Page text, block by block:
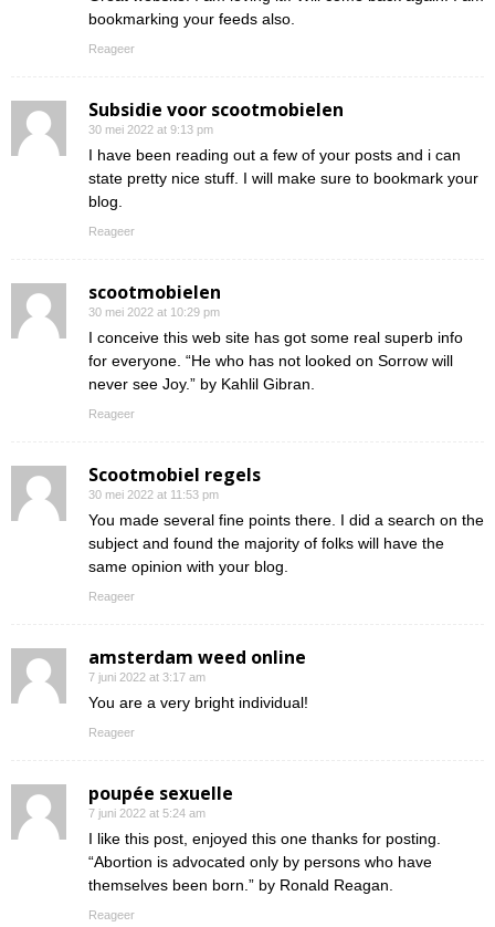
bookmarking your feeds also.
Reageer
Subsidie voor scootmobielen
30 mei 2022 at 9:13 pm
I have been reading out a few of your posts and i can
state pretty nice stuff. I will make sure to bookmark your
blog.
Reageer
scootmobielen
30 mei 2022 at 10:29 pm
I conceive this web site has got some real superb info
for everyone. “He who has not looked on Sorrow will
never see Joy.” by Kahlil Gibran.
Reageer
Scootmobiel regels
30 mei 2022 at 11:53 pm
You made several fine points there. I did a search on the
subject and found the majority of folks will have the
same opinion with your blog.
Reageer
amsterdam weed online
7 juni 2022 at 3:17 am
You are a very bright individual!
Reageer
poupée sexuelle
7 juni 2022 at 5:24 am
I like this post, enjoyed this one thanks for posting.
“Abortion is advocated only by persons who have
themselves been born.” by Ronald Reagan.
Reageer